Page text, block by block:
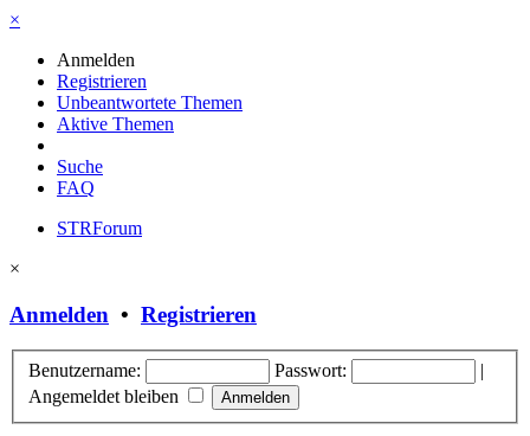
×
Anmelden
Registrieren
Unbeantwortete Themen
Aktive Themen
Suche
FAQ
STRForum
×
Anmelden • Registrieren
Benutzername: Passwort:
|
Angemeldet bleiben